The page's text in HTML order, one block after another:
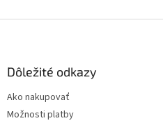
Dôležité odkazy
Ako nakupovať
Možnosti platby